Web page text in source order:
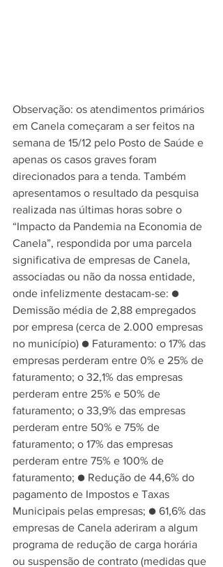
Observação: os atendimentos primários
em Canela começaram a ser feitos na
semana de 15/12 pelo Posto de Saúde e
apenas os casos graves foram
direcionados para a tenda. Também
apresentamos o resultado da pesquisa
realizada nas últimas horas sobre o
“Impacto da Pandemia na Economia de
Canela”, respondida por uma parcela
significativa de empresas de Canela,
associadas ou não da nossa entidade,
onde infelizmente destacam-se: ●
Demissão média de 2,88 empregados
por empresa (cerca de 2.000 empresas
no município) ● Faturamento: o 17% das
empresas perderam entre 0% e 25% de
faturamento; o 32,1% das empresas
perderam entre 25% e 50% de
faturamento; o 33,9% das empresas
perderam entre 50% e 75% de
faturamento; o 17% das empresas
perderam entre 75% e 100% de
faturamento; ● Redução de 44,6% do
pagamento de Impostos e Taxas
Municipais pelas empresas; ● 61,6% das
empresas de Canela aderiram a algum
programa de redução de carga horária
ou suspensão de contrato (medidas que